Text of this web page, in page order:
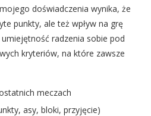
doświadczenia wynika, że
punkty, ale też wpływ na grę
radzenia sobie pod
kryteriów, na które zawsze
meczach
asy, bloki, przyjęcie)